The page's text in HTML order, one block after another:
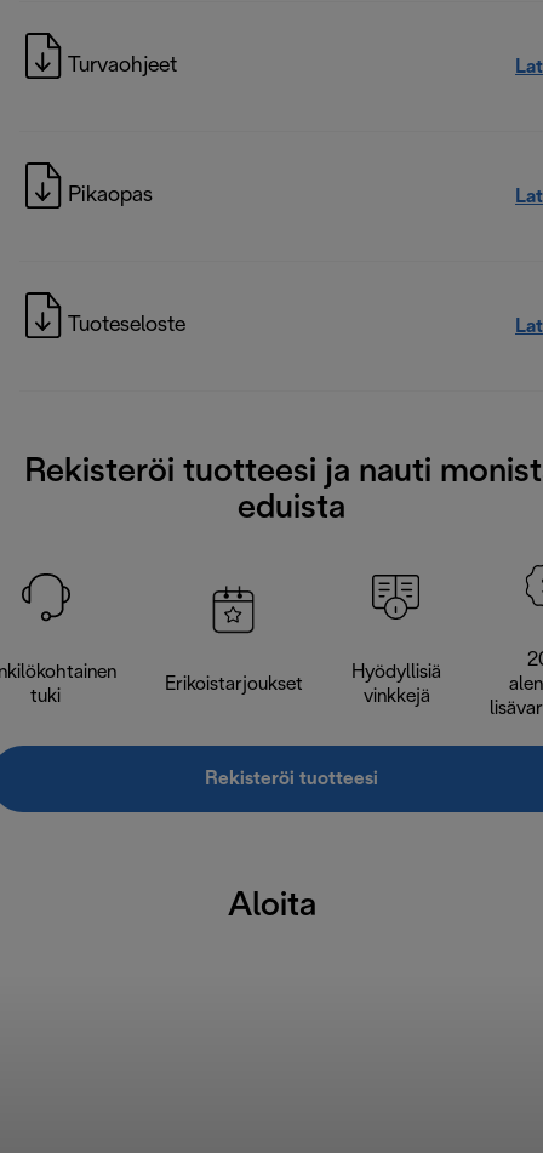
Turvaohjeet
Pikaopas
Tuoteseloste
Rekisteröi tuotteesi ja nauti
eduista
tuki
Erikoistarjoukset
Hyödyllisiä
vinkkejä
Rekisteröi tuotteesi
Aloita